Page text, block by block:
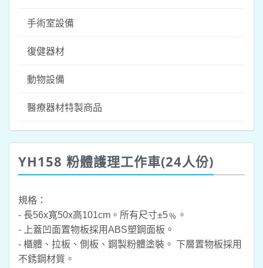
手術室設備
復健器材
動物設備
醫療器材特製商品
YH158 粉體護理工作車(24人份)
規格：
- 長56x寬50x高101cm。所有尺寸±5﹪。
- 上蓋凹面置物板採用ABS塑鋼面板。
- 櫃體、拉板、側板、鋼製粉體塗裝。 下層置物板採用
不銹鋼材質。